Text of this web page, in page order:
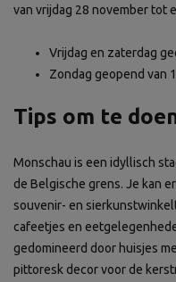
van vrijdag 28 november tot
Vrijdag en zaterdag
Zondag geopend van
Tips om te
Monschau is een idyllisch
de Belgische grens. Je kan
souvenir- en
cafeetjes en
gedomineerd door huisjes
pittoresk decor voor de